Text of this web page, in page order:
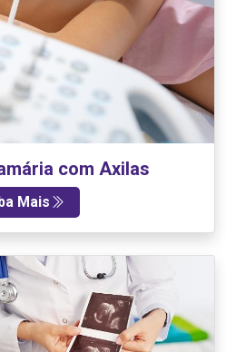
com Axilas
Mais